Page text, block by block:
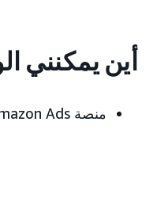
أين يمكنني
منصة Amazon Ads